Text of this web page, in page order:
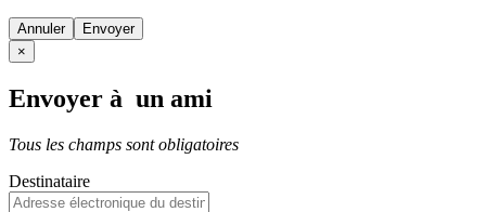
Annuler
×
Envoyer à un ami
Tous les champs sont obligatoires
Destinataire